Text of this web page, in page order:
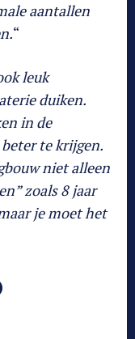
aantallen
“
leuk
duiken.
in de
te krijgen.
niet alleen
zoals 8 jaar
je moet het